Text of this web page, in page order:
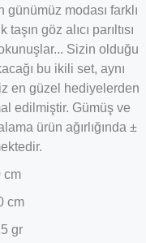
modası farklı
göz alıcı parıltısı
Sizin olduğu
bu ikili set, aynı
en güzel hediyelerden
edilmiştir. Gümüş ve
ürün ağırlığında ±
cm
cm
gr